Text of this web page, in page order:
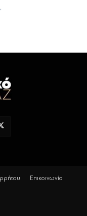
Επικοινωνία